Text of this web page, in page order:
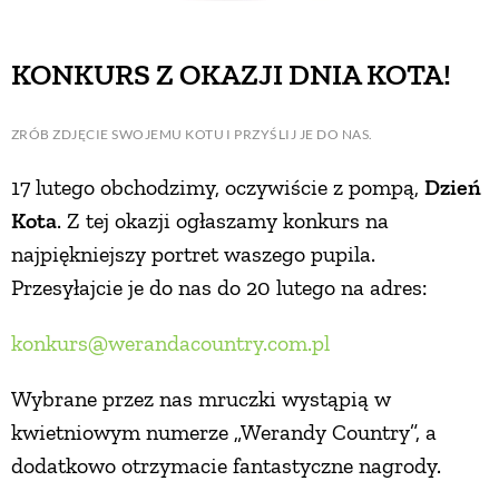
KONKURS Z OKAZJI DNIA KOTA!
ZRÓB ZDJĘCIE SWOJEMU KOTU I PRZYŚLIJ JE DO NAS.
17 lutego obchodzimy, oczywiście z pompą, Dzień
Kota. Z tej okazji ogłaszamy konkurs na
najpiękniejszy portret waszego pupila.
Przesyłajcie je do nas do 20 lutego na adres:
konkurs@werandacountry.com.pl
Wybrane przez nas mruczki wystąpią w
kwietniowym numerze „Werandy Country”, a
dodatkowo otrzymacie fantastyczne nagrody.
ZWIERZĘTA DOMOWE
GRZYBY
KRAJOBRAZ
RZEMIOSŁO